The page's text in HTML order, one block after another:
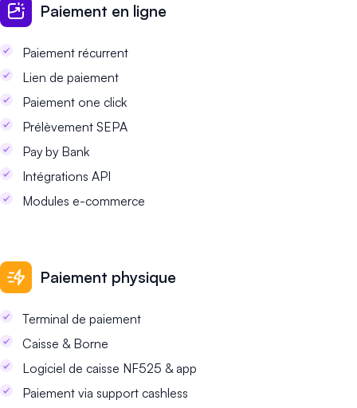
Paiement en ligne
Paiement récurrent
Lien de paiement
Paiement one click
Prélèvement SEPA
Pay by Bank
Intégrations API
Modules e-commerce
Paiement physique
Terminal de paiement
Caisse & Borne
Logiciel de caisse NF525 & app
Paiement via support cashless